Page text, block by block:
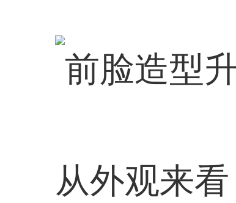
从外观来